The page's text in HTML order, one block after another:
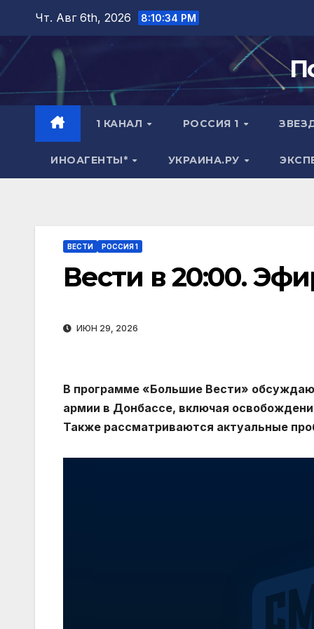
Перейти
содержимому
Чт. Авг 6th, 2026 8:10:35 PM
1 КАНАЛ РОССИЯ 1
ИНОАГЕНТЫ* УКРАИНА.РУ
ВЕСТИ РОССИЯ 1
Вести в 20:00.
ИЮН 29, 2026
В программе «Большие Вести»
армии в Донбассе, включая
Также рассматриваются актуальные